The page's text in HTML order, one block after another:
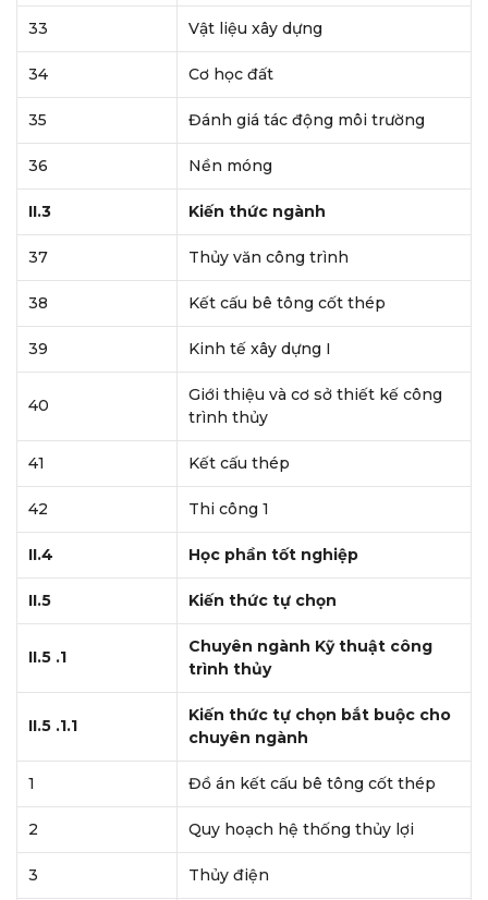
33 Vật liệu xây dựng
34 Cơ học đất
35 Đánh giá tác động môi trường
36 Nền móng
II.3 Kiến thức ngành
37 Thủy văn công trình
38 Kết cấu bê tông cốt thép
39 Kinh tế xây dựng I
40
Giới thiệu và cơ sở thiết kế công
trình thủy
41 Kết cấu thép
42 Thi công 1
II.4 Học phần tốt nghiệp
II.5 Kiến thức tự chọn
II.5 .1
Chuyên ngành Kỹ thuật công
trình thủy
II.5 .1.1
Kiến thức tự chọn bắt buộc cho
chuyên ngành
1 Đồ án kết cấu bê tông cốt thép
2 Quy hoạch hệ thống thủy lợi
3 Thủy điện